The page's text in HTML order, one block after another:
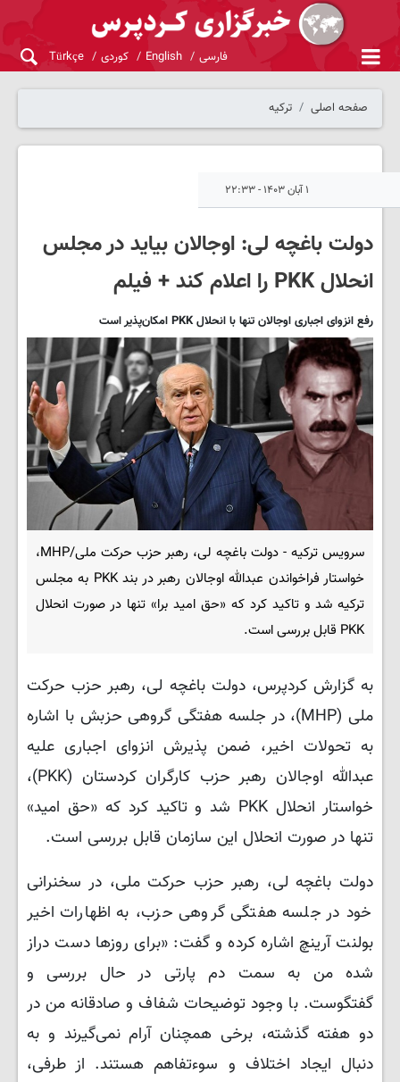
فارسی English کوردی Türkçe
صفحه اصلی ترکیه
۱ آبان ۱۴۰۳ - ۲۲:۳۳
دولت باغچه لی: اوجالان بیاید در مجلس
انحلال PKK را اعلام کند + فیلم
رفع انزوای اجباری اوجالان تنها با انحلال PKK امکان‌پذیر است
سرویس ترکیه - دولت باغچه لی، رهبر حزب حرکت ملی/MHP،
خواستار فراخواندن عبدالله اوجالان رهبر در بند PKK به مجلس
ترکیه شد و تاکید کرد که «حق امید برا» تنها در صورت انحلال
PKK قابل بررسی است.
به گزارش کردپرس، دولت باغچه لی، رهبر حزب حرکت
ملی (MHP)، در جلسه هفتگی گروهی حزبش با اشاره
به تحولات اخیر، ضمن پذیرش انزوای اجباری علیه
عبدالله اوجالان رهبر حزب کارگران کردستان (PKK)،
خواستار انحلال PKK شد و تاکید کرد که «حق امید»
تنها در صورت انحلال این سازمان قابل بررسی است.
دولت باغچه لی، رهبر حزب حرکت ملی، در سخنرانی
خود در جلسه هفتگی گروهی حزب، به اظهارات اخیر
بولنت آرینچ اشاره کرده و گفت: «برای روزها دست دراز
شده من به سمت دم پارتی در حال بررسی و
گفتگوست. با وجود توضیحات شفاف و صادقانه من در
دو هفته گذشته، برخی همچنان آرام نمی‌گیرند و به
دنبال ایجاد اختلاف و سوءتفاهم هستند. از طرفی،